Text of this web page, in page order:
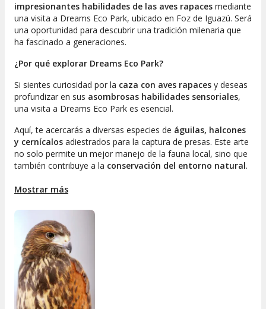
impresionantes habilidades de las aves rapaces mediante
una visita a Dreams Eco Park, ubicado en Foz de Iguazú. Será
una oportunidad para descubrir una tradición milenaria que
ha fascinado a generaciones.
¿Por qué explorar Dreams Eco Park?
Si sientes curiosidad por la caza con aves rapaces y deseas
profundizar en sus asombrosas habilidades sensoriales,
una visita a Dreams Eco Park es esencial.
Aquí, te acercarás a diversas especies de águilas, halcones
y cernícalos adiestrados para la captura de presas. Este arte
no solo permite un mejor manejo de la fauna local, sino que
también contribuye a la conservación del entorno natural.
Cultural Inmaterial de la Humanidad
Durantedos horas de exhibición
aprender sobre estos fascinantes depredadores, su
historiaen la cetrería y observar las aves en su medio
natural. Asimismo, podrás ser parte de la representación
Caballo de Oro, donde se revelan los secretos de estos
magníficos seres que han jugado un papel crucial en la
historia humana. Sin duda, será una experiencia que
recordarás.
Mostrar más